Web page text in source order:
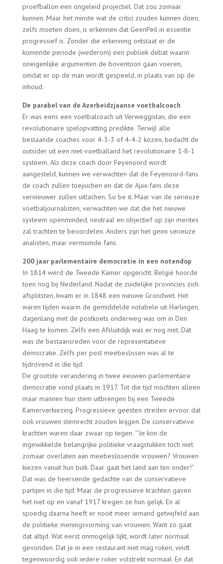
proefballon een ongeleid projectiel. Dat zou zomaar
kunnen. Maar het minste wat de critici zouden kunnen doen,
zelfs moeten doen, is erkennen dat GeenPeil in essentie
progressief is. Zonder die erkenning ontstaat er de
komende periode (wederom) een publiek debat waarin
oneigenlijke argumenten de boventoon gaan voeren,
omdat er op de man wordt gespeeld, in plaats van op de
inhoud.
De parabel van de Azerbeidzjaanse voetbalcoach
Er was eens een voetbalcoach uit Verweggistan, die een
revolutionaire spelopvatting predikte. Terwijl alle
bestaande coaches voor 4-3-3 of 4-4-2 kozen, bedacht de
outsider uit een niet-voetballand het revolutionaire 1-8-1
systeem. Als deze coach door Feyenoord wordt
aangesteld, kunnen we verwachten dat de Feyenoord-fans
de coach zullen toejuichen en dat de Ajax-fans deze
vernieuwer zullen uitlachen. So be it. Maar van de serieuze
voetbaljournalisten, verwachten we dat die het nieuwe
systeem openminded, neutraal en objectief op zijn merites
zal trachten te beoordelen. Anders zijn het geen serieuze
analisten, maar vermomde fans.
200 jaar parlementaire democratie in een notendop
In 1814 werd de Tweede Kamer opgericht. België hoorde
toen nog bij Nederland. Nadat de zuidelijke provincies zich
afsplitsten, kwam er in 1848 een nieuwe Grondwet. Het
waren tijden waarin de gemiddelde notabele uit Harlingen,
dagenlang met de postkoets onderweg was om in Den
Haag te komen. Zelfs een Afsluitdijk was er nog niet. Dát
was de bestaansreden voor de representatieve
democratie. Zelfs per post meebeslissen was al te
tijdrovend in die tijd.
De grootste verandering in twee eeuwen parlementaire
democratie vond plaats in 1917. Tot die tijd mochten alleen
maar mannen hun stem uitbrengen bij een Tweede
Kamerverkiezing. Progressieve geesten streden ervoor dat
ook vrouwen stemrecht zouden krijgen. De conservatieve
krachten waren daar zwaar op tegen. ‘”Je kon de
ingewikkelde belangrijke politieke vraagstukken toch niet
zomaar overlaten aan meebeslissende vrouwen? Vrouwen
kiezen vanuit hun buik. Daar gaat het land aan ten onder!”
Dat was de heersende gedachte van de conservatieve
partijen in die tijd. Maar de progressieve krachten gaven
het niet op en vanaf 1917 kregen ze hun gelijk. En al
spoedig daarna heeft er nooit meer iemand getwijfeld aan
de politieke meningsvorming van vrouwen. Want zo gaat
dat altijd. Wat eerst onmogelijk lijkt, wordt later normaal
gevonden. Dat je in een restaurant niet mag roken, vindt
tegenwoordig ook iedere roker volstrekt normaal. En dat